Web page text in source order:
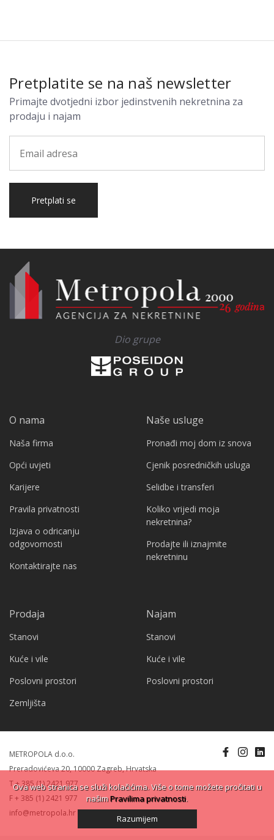
Pretplatite se na naš newsletter
Primajte dvotjedni izbor jedinstvenih nekretnina za
prodaju i najam
Pretplati se
Dio grupe
O nama
Naša firma
Opći uvjeti
Karijere
Pravila privatnosti
Izjava o odricanju
odgovornosti
Kontaktirajte nas
Naše usluge
Pronađi moj dom iz snova
Cjenik posredničkih usluga
Selidbe i transferi
Koliko vrijedi moja
nekretnina?
Prodajte ili iznajmite
nekretninu
Prodaja
Stanovi
Kuće i vile
Poslovni prostori
Zemljišta
Najam
Stanovi
Kuće i vile
Poslovni prostori
METROPOLA d.o.o.
Preradovićeva 20, 10000 Zagreb, Hrvatska
T + 385 (1) 2421 977
F + 385 (1) 2421 977
info@metropola.hr
Ova web stranica se služi kolačićima. Više o tome možete pročitati u
našimPravilima privatnosti.
Razumijem